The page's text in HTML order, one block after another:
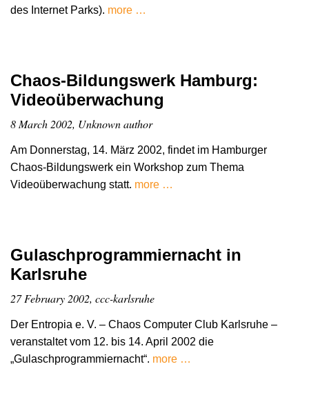
des Internet Parks). more …
Chaos-Bildungswerk Hamburg:
Videoüberwachung
8 March 2002, Unknown author
Am Donnerstag, 14. März 2002, findet im Hamburger
Chaos-Bildungswerk ein Workshop zum Thema
Videoüberwachung statt. more …
Gulaschprogrammiernacht in
Karlsruhe
27 February 2002, ccc-karlsruhe
Der Entropia e. V. – Chaos Computer Club Karlsruhe –
veranstaltet vom 12. bis 14. April 2002 die
„Gulaschprogrammiernacht“. more …